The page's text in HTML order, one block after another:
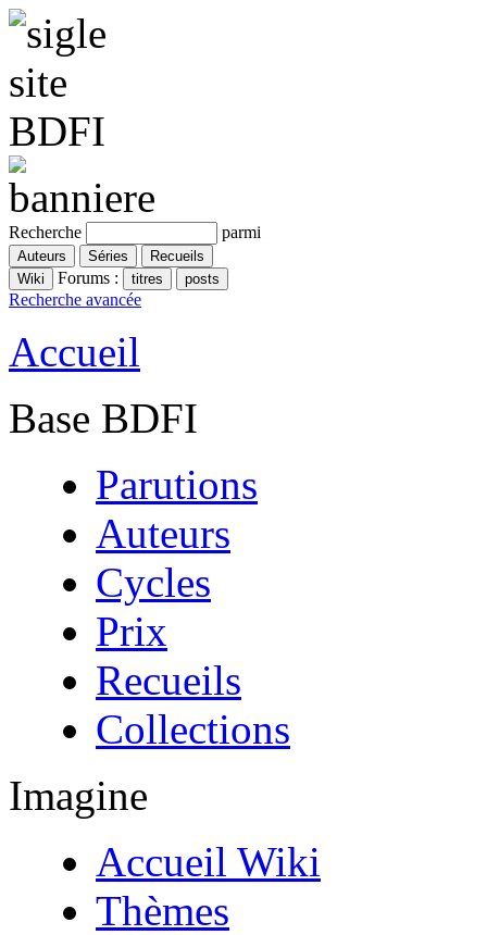
Recherche parmi
Forums :
Recherche avancée
Accueil
Base BDFI
Parutions
Auteurs
Cycles
Prix
Recueils
Collections
Imagine
Accueil Wiki
Thèmes